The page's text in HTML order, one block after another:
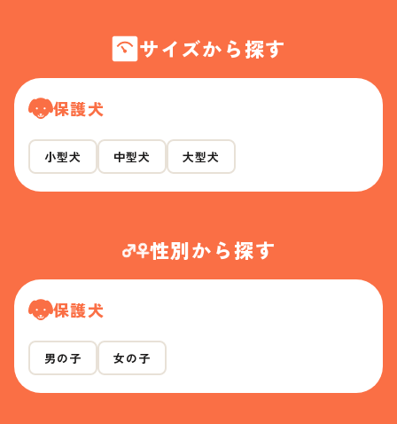
サイズから探す
保護犬
小型犬 中型犬 大型犬
性別から探す
保護犬
男の子 女の子